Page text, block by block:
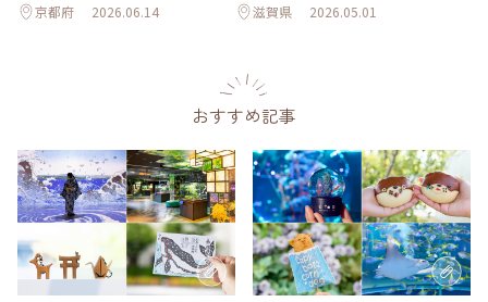
京都府 2026.06.14 滋賀県 2026.05.01
おすすめ記事